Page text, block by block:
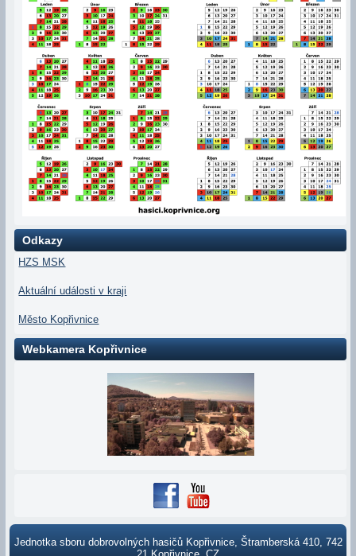
Odkazy
HZS MSK
Aktuální události v kraji
Město Kopřivnice
Webkamera Kopřivnice
Jednotka sboru dobrovolných hasičů Kopřivnice, Štramberská 410, 742